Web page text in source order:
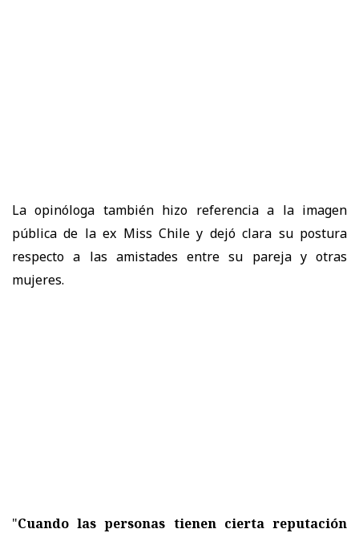
La opinóloga también hizo referencia a la imagen
pública de la ex Miss Chile y dejó clara su postura
respecto a las amistades entre su pareja y otras
mujeres.
"Cuando las personas tienen cierta reputación